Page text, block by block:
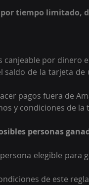
tiempo limitado,
canjeable por dinero
saldo de la tarjeta
pagos fuera de
y condiciones de la
personas
elegible para
de este